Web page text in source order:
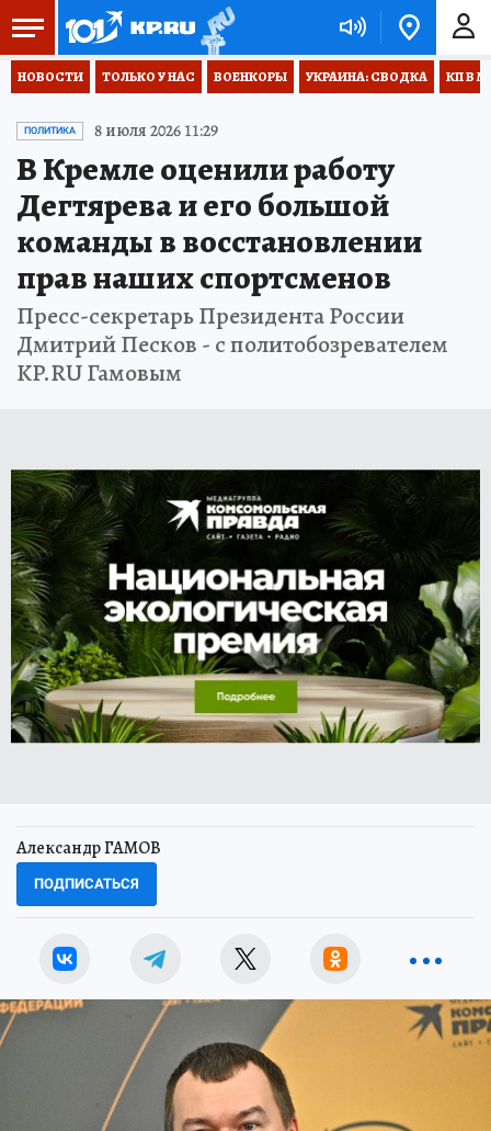
НОВОСТИ ТОЛЬКО У НАС ВОЕНКОРЫ УКРАИНА: СВОДКА КП В
ПОЛИТИКА 8 июля 2026 11:29
В Кремле оценили работу
Дегтярева и его большой
команды в восстановлении
прав наших спортсменов
Пресс-секретарь Президента России
Дмитрий Песков - с политобозревателем
KP.RU Гамовым
Александр ГАМОВ
ПОДПИСАТЬСЯ